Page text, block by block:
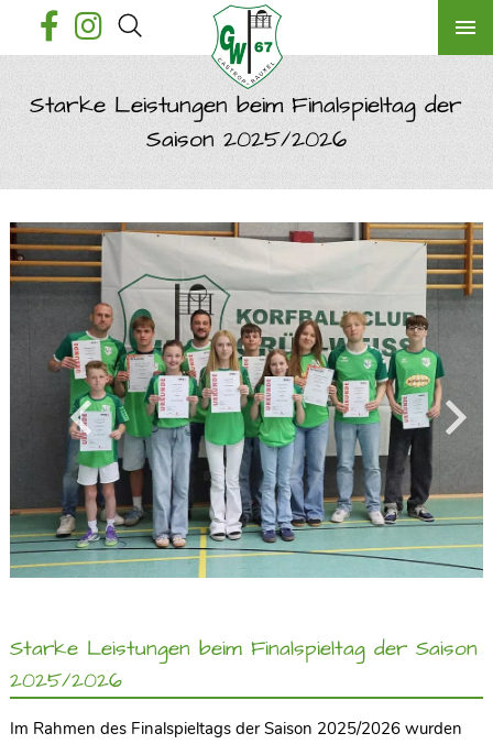
Starke Leistungen beim Finalspieltag der
Saison 2025/2026
Starke Leistungen beim Finalspieltag der Saison
2025/2026
Im Rahmen des Finalspieltags der Saison 2025/2026 wurden